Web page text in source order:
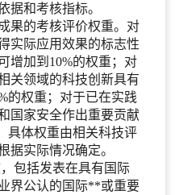
据和考核指标。
果的考核评价权重。对
实际应用效果的标志性
增加到10%的权重；对
关领域的科技创新具有
的权重；对于已在实践
国家安全作出重要贡献
具体权重由相关科技评
据实际情况确定。
包括发表在具有国际
界公认的国际**或重要